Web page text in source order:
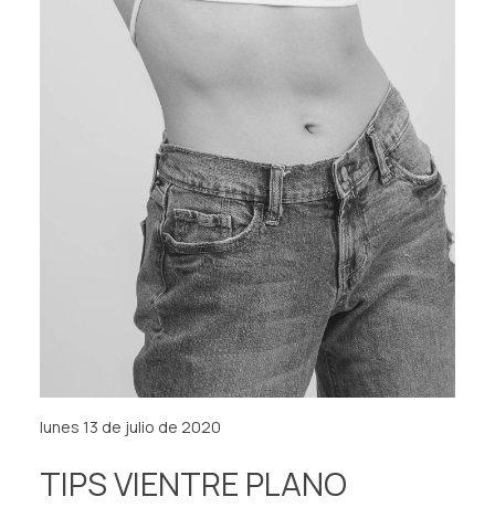
lunes 13 de julio de 2020
TIPS VIENTRE PLANO⁠ ⁠